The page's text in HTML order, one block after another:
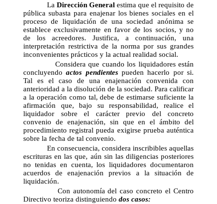
La Dirección Generalestima que el requisito de
pública subasta para enajenar los bienes sociales en el
proceso de liquidación de una sociedad anónima se
establece exclusivamente en favor de los socios, y no
de los acreedores. Justifica, a continuación, una
interpretación restrictiva de la norma por sus grandes
inconvenientes prácticos y la actual realidad social.
Considera que cuando los liquidadores están
concluyendoactos pendientespueden hacerlo por si.
Tal es el caso de una enajenación convenida con
anterioridad a la disolución de la sociedad. Para calificar
a la operación como tal, debe de estimarse suficiente la
afirmación que, bajo su responsabilidad, realice el
liquidador sobre el carácter previo del concreto
convenio de enajenación, sin que en el ámbito del
procedimiento registral pueda exigirse prueba auténtica
sobre la fecha de tal convenio.
En consecuencia, considera inscribibles aquellas
escrituras en las que, aún sin las diligencias posteriores
no tenidas en cuenta, los liquidadores documentaron
acuerdos de enajenación previos a la situación de
liquidación.
Con autonomía del caso concreto el Centro
Directivo teoriza distinguiendo dos casos: